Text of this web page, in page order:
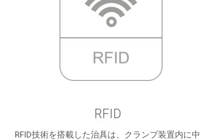
RFID
RFID技術を搭載した治具は、クランプ装置内に中